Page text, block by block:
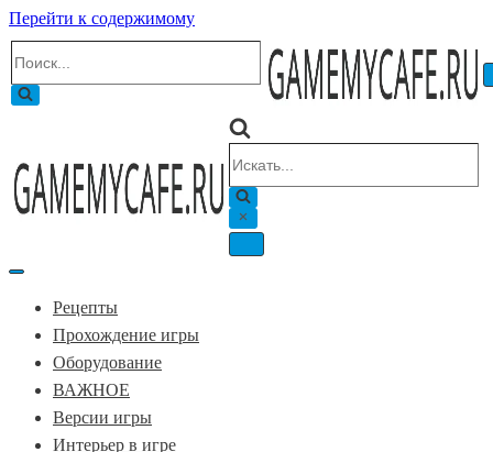
Перейти к содержимому
Меню
Меню
Рецепты
Прохождение игры
Оборудование
ВАЖНОЕ
Версии игры
Интерьер в игре